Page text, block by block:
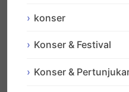
konser
Konser & Festival
Konser &